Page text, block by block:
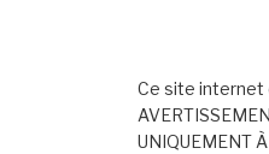
Ce site internet
UNIQUEMENT